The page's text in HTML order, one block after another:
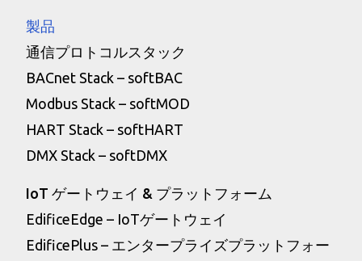
製品
通信プロトコルスタック
BACnet Stack – softBAC
Modbus Stack – softMOD
HART Stack – softHART
DMX Stack – softDMX
IoT ゲートウェイ & プラットフォーム
EdificeEdge – IoTゲートウェイ
EdificePlus – エンタープライズプラットフォー